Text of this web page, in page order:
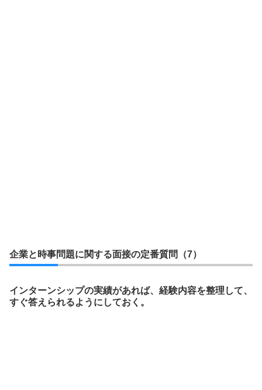
企業と時事問題に関する面接の定番質問（7）
インターンシップの実績があれば、経験内容を整理して、
すぐ答えられるようにしておく。